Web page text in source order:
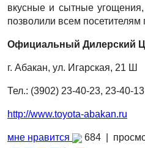
вкусные и сытные
позволили всем
Официальный Дилерский
г. Абакан, ул. Игарская, 21 Ш
Тел.: (3902) 23-40-23, 23-40-13
http://www.toyota-abakan.ru
мне нравится 684 |